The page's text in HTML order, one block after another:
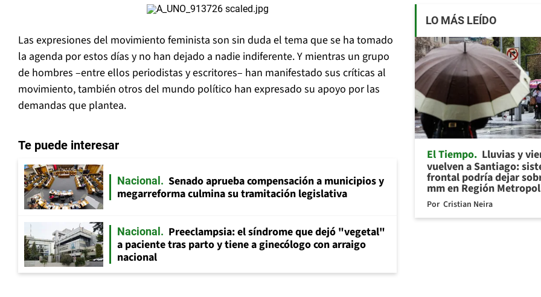
Las expresiones del movimiento feminista son sin duda el tema que se ha tomado
la agenda por estos días y no han dejado a nadie indiferente. Y mientras un grupo
de hombres –entre ellos periodistas y escritores– han manifestado sus críticas al
movimiento, también otros del mundo político han expresado su apoyo por las
demandas que plantea.
Te puede interesar
Nacional
Senado aprueba compensación a municipios y
megarreforma culmina su tramitación legislativa
Nacional
Preeclampsia: el síndrome que dejó "vegetal"
a paciente tras parto y tiene a ginecólogo con arraigo
nacional
LO MÁS LEÍDO
El Tiempo Lluvias y
vuelven a Santiago:
frontal podría dejar
mm en Región
Por Cristian Neira